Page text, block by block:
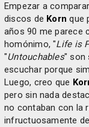
Empezar a
discos de Korn que
años 90 me parece
homónimo, "Life is
"Untouchables" son
escuchar porque
Luego, creo que
pero sin nada
no contaban con la
infructuosamente